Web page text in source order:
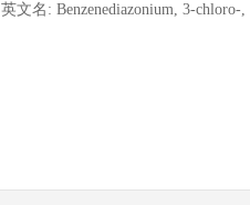
英文名: Benzenediazonium, 3-chloro-,